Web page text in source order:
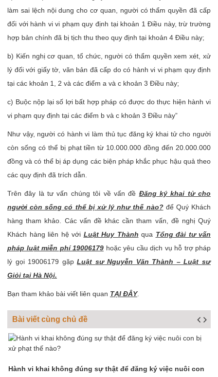
làm sai lệch nội dung cho cơ quan, người có thẩm quyền đã cấp
đối với hành vi vi phạm quy định tại khoản 1 Điều này, trừ trường
hợp bản chính đã bị tịch thu theo quy định tại khoản 4 Điều này;
b) Kiến nghị cơ quan, tổ chức, người có thẩm quyền xem xét, xử
lý đối với giấy tờ, văn bản đã cấp do có hành vi vi phạm quy định
tại các khoản 1, 2 và các điểm a và c khoản 3 Điều này;
c) Buộc nộp lại số lợi bất hợp pháp có được do thực hiện hành vi
vi phạm quy định tại các điểm b và c khoản 3 Điều này”
Như vậy, người có hành vi làm thủ tục đăng ký khai tử cho người
còn sống có thể bị phạt tiền từ 10.000.000 đồng đến 20.000.000
đồng và có thể bị áp dụng các biện pháp khắc phục hậu quả theo
các quy định đã trích dẫn.
Trên đây là tư vấn chúng tôi về vấn đề Đăng ký khai tử cho
người còn sống có thể bị xử lý như thế nào?để Quý Khách
hàng tham khảo. Các vấn đề khác cần tham vấn, đề nghị Quý
Khách hàng liên hệ với Luật Huy Thành qua Tổng đài tư vấn
pháp luật miễn phí 19006179 hoặc yêu cầu dịch vụ hỗ trợ pháp
lý gọi 19006179 gặpLuật sư Nguyễn Văn Thành – Luật sư
Giỏi tại Hà Nội.
Bạn tham khảo bài viết liên quan TẠI ĐÂY.
Bài viết cùng chủ đề
Hành vi khai không đúng sự thật để đăng ký việc nuôi con